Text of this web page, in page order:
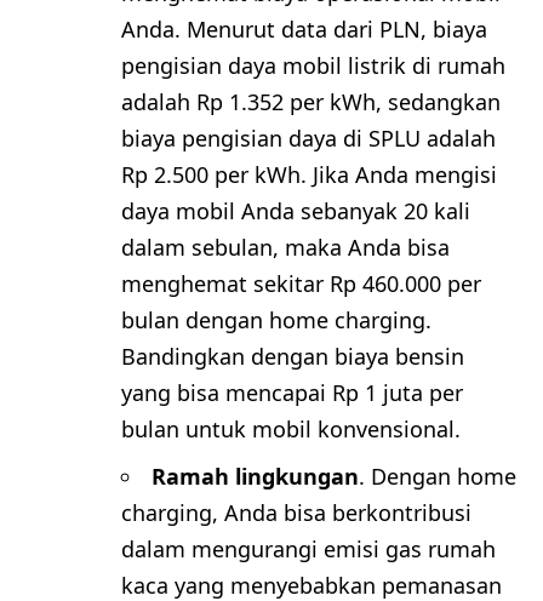
Anda. Menurut data dari PLN, biaya
pengisian daya mobil listrik di rumah
adalah Rp 1.352 per kWh, sedangkan
biaya pengisian daya di SPLU adalah
Rp 2.500 per kWh. Jika Anda mengisi
daya mobil Anda sebanyak 20 kali
dalam sebulan, maka Anda bisa
menghemat sekitar Rp 460.000 per
bulan dengan home charging.
Bandingkan dengan biaya bensin
yang bisa mencapai Rp 1 juta per
bulan untuk mobil konvensional.
Ramah lingkungan. Dengan home
charging, Anda bisa berkontribusi
dalam mengurangi emisi gas rumah
kaca yang menyebabkan pemanasan